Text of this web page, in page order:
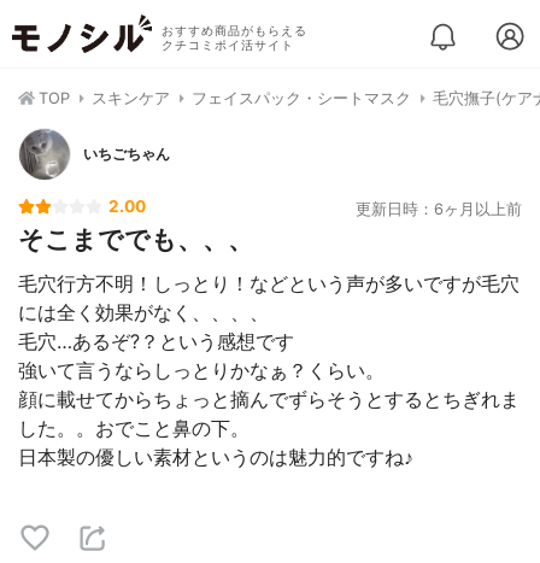
おすすめ商品がもらえる
クチコミポイ活サイト
TOP スキンケア フェイスパック・シートマスク 毛穴撫子(ケア
いちごちゃん
2.00 更新日時：6ヶ月以上前
そこまででも、、、
毛穴行方不明！しっとり！などという声が多いですが毛穴
には全く効果がなく、、、、
毛穴…あるぞ?？という感想です
強いて言うならしっとりかなぁ？くらい。
顔に載せてからちょっと摘んでずらそうとするとちぎれま
した。。おでこと鼻の下。
日本製の優しい素材というのは魅力的ですね♪